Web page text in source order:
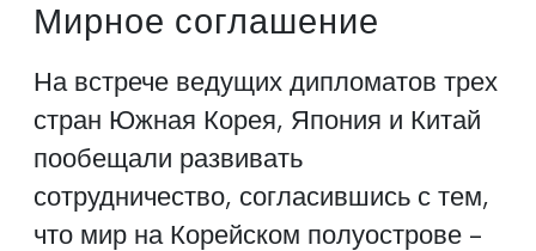
Мирное соглашение
На встрече ведущих дипломатов трех
стран Южная Корея, Япония и Китай
пообещали развивать
сотрудничество, согласившись с тем,
что мир на Корейском полуострове -